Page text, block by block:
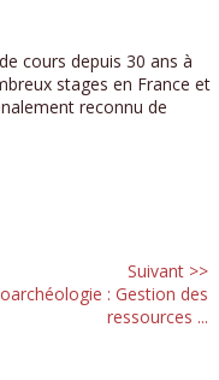
cours depuis 30 ans à
stages en France et
reconnu de
Suivant >>
: Gestion des
ressources ...